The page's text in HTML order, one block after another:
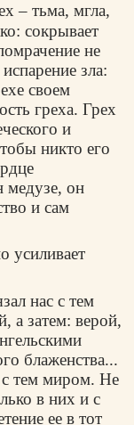
– тьма, мгла,
сокрывает
не
зла:
своем
греха. Грех
и
никто его
медузе, он
и сам
усиливает
нас с тем
а затем: верой,
блаженства...
с тем миром. Не
в них и с
ее в тот